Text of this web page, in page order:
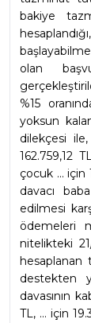
bakiye
olan
%15
yoksun
dilekçesi
162.759,12
çocuk ... için
davacı
edilmesi
ödemeleri
nitelikteki
hesaplanan
destekten
davasının
TL, ... için